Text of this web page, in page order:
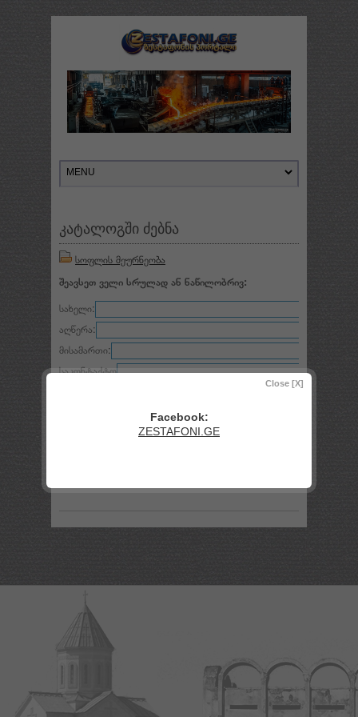
კატალოგში ძებნა
სოფლის მეურნეობა
შეავსეთ ველი სრულად ან ნაწილობრივ:
სახელი:
აღწერა:
მისამართი:
საკონტაქტო
Close [X]
Facebook:
ZESTAFONI.GE